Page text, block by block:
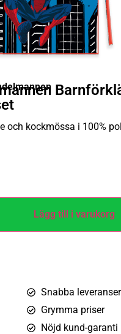
och kockmössa i 100%
Lägg till i varukorg
Snabba leveranser
Grymma priser
Nöjd kund-garanti